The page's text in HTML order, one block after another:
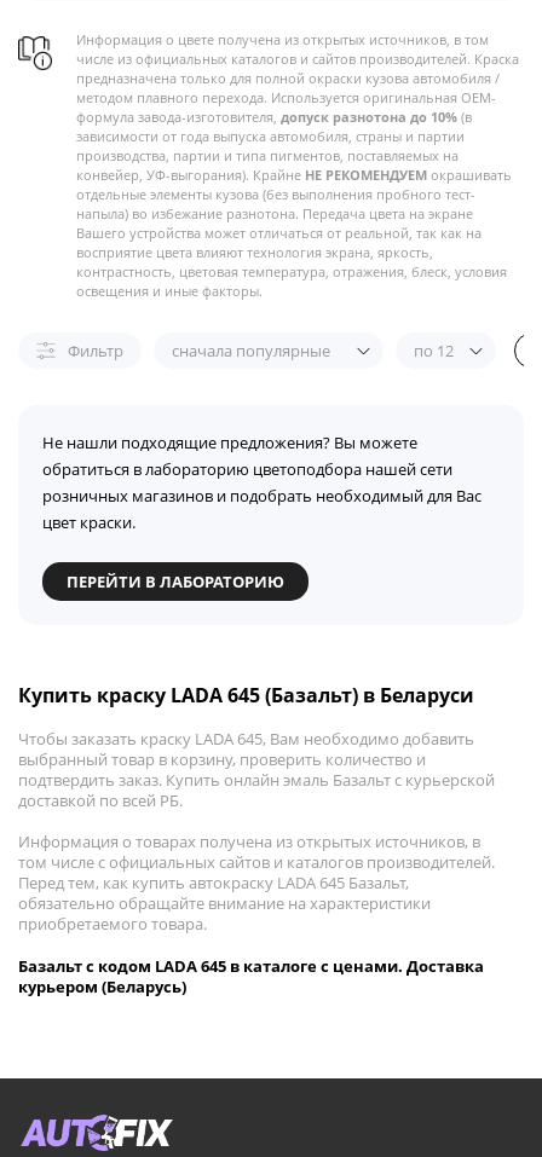
Информация о цвете получена из открытых источников, в том
числе из официальных каталогов и сайтов производителей. Краска
предназначена только для полной окраски кузова автомобиля /
методом плавного перехода. Используется оригинальная OEM-
формула завода-изготовителя, допуск разнотона до 10% (в
зависимости от года выпуска автомобиля, страны и партии
производства, партии и типа пигментов, поставляемых на
конвейер, УФ-выгорания). Крайне НЕ РЕКОМЕНДУЕМ окрашивать
отдельные элементы кузова (без выполнения пробного тест-
напыла) во избежание разнотона. Передача цвета на экране
Вашего устройства может отличаться от реальной, так как на
восприятие цвета влияют технология экрана, яркость,
контрастность, цветовая температура, отражения, блеск, условия
освещения и иные факторы.
Фильтр сначала популярные по 12
Не нашли подходящие предложения? Вы можете
обратиться в лабораторию цветоподбора нашей сети
розничных магазинов и подобрать необходимый для Вас
цвет краски.
ПЕРЕЙТИ В ЛАБОРАТОРИЮ
Купить краску LADA 645 (Базальт) в Беларуси
Чтобы заказать краску LADA 645, Вам необходимо добавить
выбранный товар в корзину, проверить количество и
подтвердить заказ. Купить онлайн эмаль Базальт с курьерской
доставкой по всей РБ.
Информация о товарах получена из открытых источников, в
том числе с официальных сайтов и каталогов производителей.
Перед тем, как купить автокраску LADA 645 Базальт,
обязательно обращайте внимание на характеристики
приобретаемого товара.
Базальт с кодом LADA 645 в каталоге с ценами. Доставка
курьером (Беларусь)